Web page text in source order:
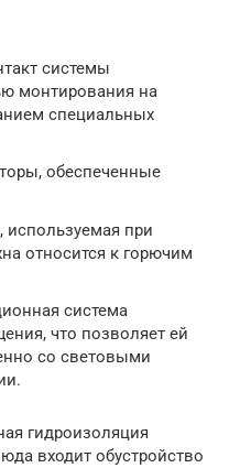
системы
монтирования на
специальных
обеспеченные
используемая при
относится к горючим
система
что позволяет ей
со световыми
гидроизоляция
входит обустройство